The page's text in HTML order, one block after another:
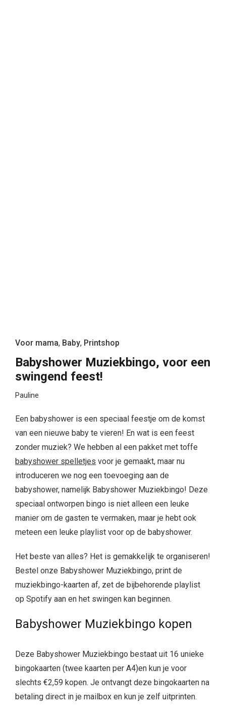
Voor mama, Baby, Printshop
Babyshower Muziekbingo, voor een
swingend feest!
Pauline
Een babyshower is een speciaal feestje om de komst
van een nieuwe baby te vieren! En wat is een feest
zonder muziek? We hebben al een pakket met toffe
babyshower spelletjes voor je gemaakt, maar nu
introduceren we nog een toevoeging aan de
babyshower, namelijk Babyshower Muziekbingo! Deze
speciaal ontworpen bingo is niet alleen een leuke
manier om de gasten te vermaken, maar je hebt ook
meteen een leuke playlist voor op de babyshower.
Het beste van alles? Het is gemakkelijk te organiseren!
Bestel onze Babyshower Muziekbingo, print de
muziekbingo-kaarten af, zet de bijbehorende playlist
op Spotify aan en het swingen kan beginnen.
Babyshower Muziekbingo kopen
Deze Babyshower Muziekbingo bestaat uit 16 unieke
bingokaarten (twee kaarten per A4)en kun je voor
slechts €2,59 kopen. Je ontvangt deze bingokaarten na
betaling direct in je mailbox en kun je zelf uitprinten.